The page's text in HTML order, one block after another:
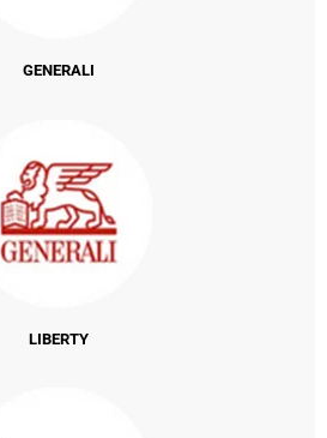
GENERALI
LIBERTY